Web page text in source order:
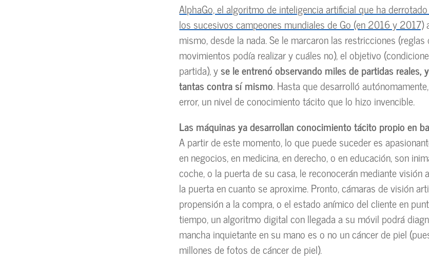
AlphaGo, el algoritmo de inteligencia artificial que ha
los sucesivos campeones mundiales de Go (en 2016 y 2017)
mismo, desde la nada. Se le marcaron las restricciones
movimientos podía realizar y cuáles no), el objetivo
partida), yse le entrenó observando miles de partidas reales,
tantas contra sí mismo. Hasta que desarrolló
error, un nivel de conocimiento tácito que lo hizo invencible.
Las máquinas ya desarrollan conocimiento tácito propio en
A partir de este momento, lo que puede suceder es
en negocios, en medicina, en derecho, o en educación, son
coche, o la puerta de su casa, le reconocerán mediante visión
la puerta en cuanto se aproxime. Pronto, cámaras de visión
propensión a la compra, o el estado anímico del cliente en
tiempo, un algoritmo digital con llegada a su móvil podrá
mancha inquietante en su mano es o no un cáncer de piel
millones de fotos de cáncer de piel).